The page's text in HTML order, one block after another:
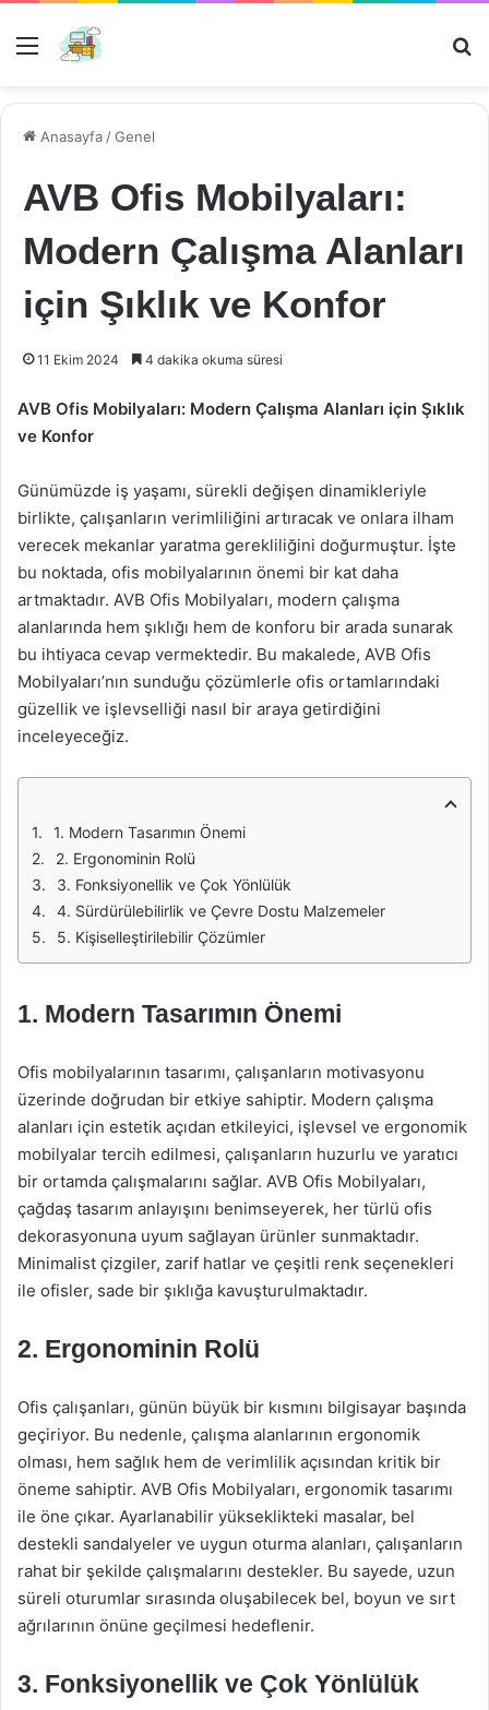
Menü
Anasayfa /Genel
AVB Ofis Mobilyaları:
Modern Çalışma Alanları
için Şıklık ve Konfor
11 Ekim 2024 4 dakika okuma süresi
AVB Ofis Mobilyaları: Modern Çalışma Alanları için Şıklık
ve Konfor
Günümüzde iş yaşamı, sürekli değişen dinamikleriyle
birlikte, çalışanların verimliliğini artıracak ve onlara ilham
verecek mekanlar yaratma gerekliliğini doğurmuştur. İşte
bu noktada, ofis mobilyalarının önemi bir kat daha
artmaktadır. AVB Ofis Mobilyaları, modern çalışma
alanlarında hem şıklığı hem de konforu bir arada sunarak
bu ihtiyaca cevap vermektedir. Bu makalede, AVB Ofis
Mobilyaları’nın sunduğu çözümlerle ofis ortamlarındaki
güzellik ve işlevselliği nasıl bir araya getirdiğini
inceleyeceğiz.
1. Modern Tasarımın Önemi
2. Ergonominin Rolü
3. Fonksiyonellik ve Çok Yönlülük
4. Sürdürülebilirlik ve Çevre Dostu Malzemeler
5. Kişiselleştirilebilir Çözümler
1. Modern Tasarımın Önemi
Ofis mobilyalarının tasarımı, çalışanların motivasyonu
üzerinde doğrudan bir etkiye sahiptir. Modern çalışma
alanları için estetik açıdan etkileyici, işlevsel ve ergonomik
mobilyalar tercih edilmesi, çalışanların huzurlu ve yaratıcı
bir ortamda çalışmalarını sağlar. AVB Ofis Mobilyaları,
çağdaş tasarım anlayışını benimseyerek, her türlü ofis
dekorasyonuna uyum sağlayan ürünler sunmaktadır.
Minimalist çizgiler, zarif hatlar ve çeşitli renk seçenekleri
ile ofisler, sade bir şıklığa kavuşturulmaktadır.
2. Ergonominin Rolü
Ofis çalışanları, günün büyük bir kısmını bilgisayar başında
geçiriyor. Bu nedenle, çalışma alanlarının ergonomik
olması, hem sağlık hem de verimlilik açısından kritik bir
öneme sahiptir. AVB Ofis Mobilyaları, ergonomik tasarımı
ile öne çıkar. Ayarlanabilir yükseklikteki masalar, bel
destekli sandalyeler ve uygun oturma alanları, çalışanların
rahat bir şekilde çalışmalarını destekler. Bu sayede, uzun
süreli oturumlar sırasında oluşabilecek bel, boyun ve sırt
ağrılarının önüne geçilmesi hedeflenir.
3. Fonksiyonellik ve Çok Yönlülük